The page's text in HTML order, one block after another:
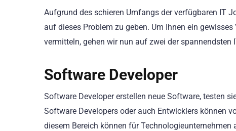
Aufgrund des schieren Umfangs der verfügbaren IT
auf dieses Problem zu geben. Um Ihnen ein
vermitteln, gehen wir nun auf zwei der spannendsten
Software Developer
Software Developer erstellen neue Software, testen
Software Developers oder auch Entwicklers können
diesem Bereich können für